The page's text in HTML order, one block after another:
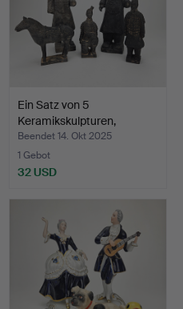
Ein Satz von 5
Keramikskulpturen,
Nachbild…
Beendet 14. Okt 2025
1 Gebot
32 USD